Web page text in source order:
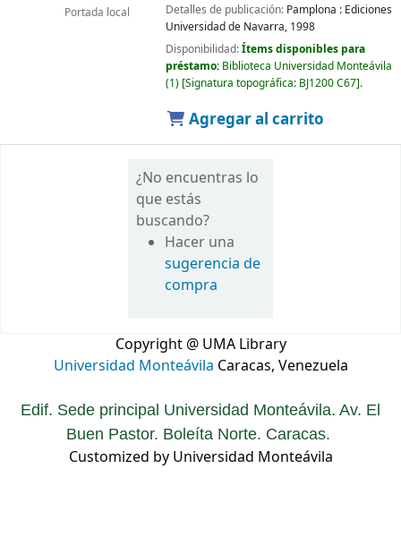
Portada local
Detalles de publicación: Pamplona : Ediciones
Universidad de Navarra, 1998
Disponibilidad:Ítems disponibles para
préstamo: Biblioteca Universidad Monteávila
(1) Signatura topográfica: BJ1200 C67 .
Agregar al carrito
¿No encuentras lo
que estás
buscando?
Hacer una
sugerencia de
compra
Copyright @ UMA Library
Universidad Monteávila Caracas, Venezuela
Edif. Sede principal Universidad Monteávila. Av. El
Buen Pastor. Boleíta Norte. Caracas.
Customized by Universidad Monteávila